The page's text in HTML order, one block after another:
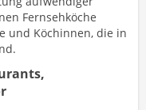
Fernsehköche
und Köchinnen, die in